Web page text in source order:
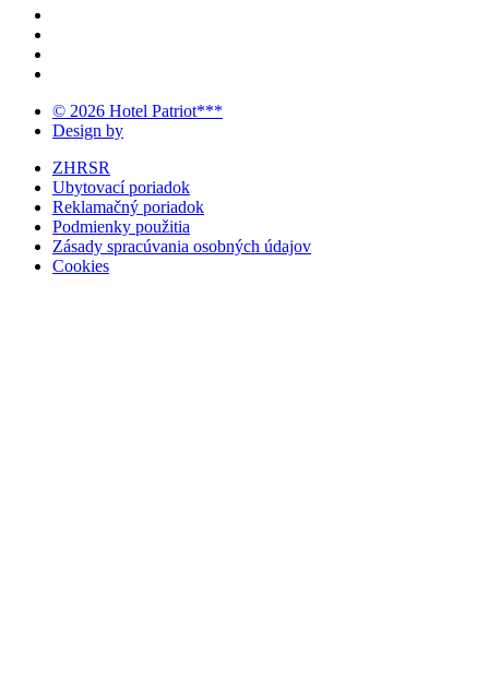
© 2026 Hotel Patriot***
Design by
ZHRSR
Ubytovací poriadok
Reklamačný poriadok
Podmienky použitia
Zásady spracúvania osobných údajov
Cookies